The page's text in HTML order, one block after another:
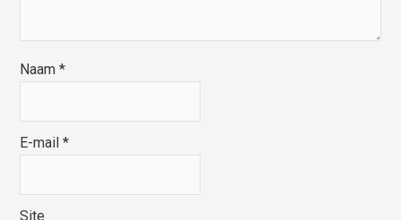
Naam*
E-mail*
Site